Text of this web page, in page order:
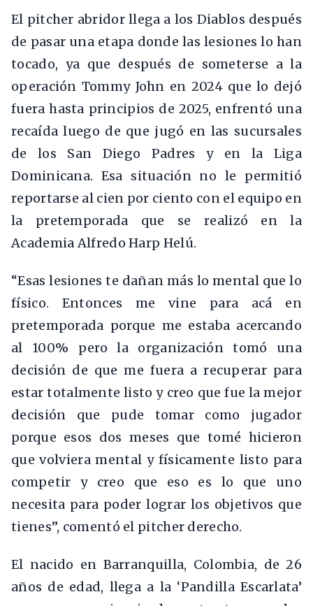
El pitcher abridor llega a los Diablos después
de pasar una etapa donde las lesiones lo han
tocado, ya que después de someterse a la
operación Tommy John en 2024 que lo dejó
fuera hasta principios de 2025, enfrentó una
recaída luego de que jugó en las sucursales
de los San Diego Padres y en la Liga
Dominicana. Esa situación no le permitió
reportarse al cien por ciento con el equipo en
la pretemporada que se realizó en la
Academia Alfredo Harp Helú.
“Esas lesiones te dañan más lo mental que lo
físico. Entonces me vine para acá en
pretemporada porque me estaba acercando
al 100% pero la organización tomó una
decisión de que me fuera a recuperar para
estar totalmente listo y creo que fue la mejor
decisión que pude tomar como jugador
porque esos dos meses que tomé hicieron
que volviera mental y físicamente listo para
competir y creo que eso es lo que uno
necesita para poder lograr los objetivos que
tienes”, comentó el pitcher derecho.
El nacido en Barranquilla, Colombia, de 26
años de edad, llega a la ‘Pandilla Escarlata’